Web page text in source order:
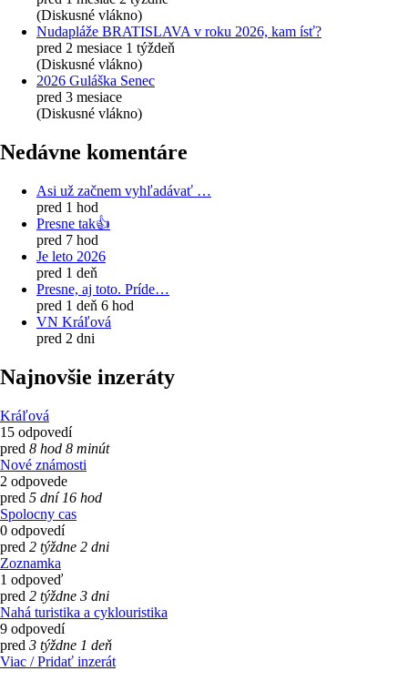
(Diskusné vlákno)
Nudapláže BRATISLAVA v roku 2026, kam ísť?
pred 2 mesiace 1 týždeň
(Diskusné vlákno)
2026 Guláška Senec
pred 3 mesiace
(Diskusné vlákno)
Nedávne komentáre
Asi už začnem vyhľadávať …
pred 1 hod
Presne tak👍
pred 7 hod
Je leto 2026
pred 1 deň
Presne, aj toto. Príde…
pred 1 deň 6 hod
VN Kráľová
pred 2 dni
Najnovšie inzeráty
Kráľová
15 odpovedí
pred 8 hod 8 minút
Nové známosti
2 odpovede
pred 5 dní 16 hod
Spolocny cas
0 odpovedí
pred 2 týždne 2 dni
Zoznamka
1 odpoveď
pred 2 týždne 3 dni
Nahá turistika a cyklouristika
9 odpovedí
pred 3 týždne 1 deň
Viac / Pridať inzerát